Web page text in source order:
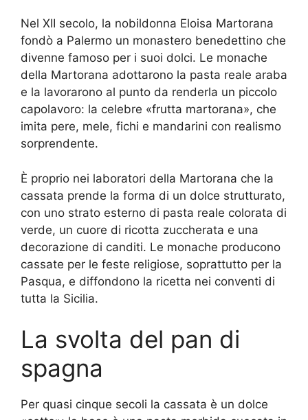
Nel XII secolo, la nobildonna Eloisa Martorana
fondò a Palermo un monastero benedettino che
divenne famoso per i suoi dolci. Le monache
della Martorana adottarono la pasta reale araba
e la lavorarono al punto da renderla un piccolo
capolavoro: la celebre «frutta martorana», che
imita pere, mele, fichi e mandarini con realismo
sorprendente.
È proprio nei laboratori della Martorana che la
cassata prende la forma di un dolce strutturato,
con uno strato esterno di pasta reale colorata di
verde, un cuore di ricotta zuccherata e una
decorazione di canditi. Le monache producono
cassate per le feste religiose, soprattutto per la
Pasqua, e diffondono la ricetta nei conventi di
tutta la Sicilia.
La svolta del pan di
spagna
Per quasi cinque secoli la cassata è un dolce